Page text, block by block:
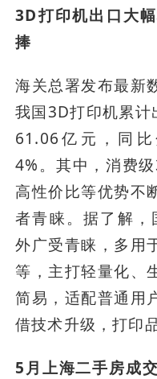
3D打印机出口大
捧
海关总署发布最新
我国3D打印机累
61.06亿元，同
4%。其中，消费
高性价比等优势不
者青睐。据了解
外广受青睐，多用
等，主打轻量化、
简易，适配普通用
借技术升级，打印
5月上海二手房成